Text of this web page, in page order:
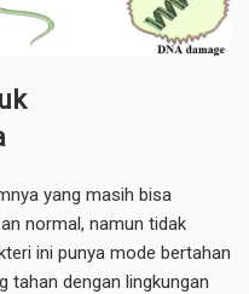
yang masih bisa
normal, namun tidak
ini punya mode bertahan
tahan dengan lingkungan